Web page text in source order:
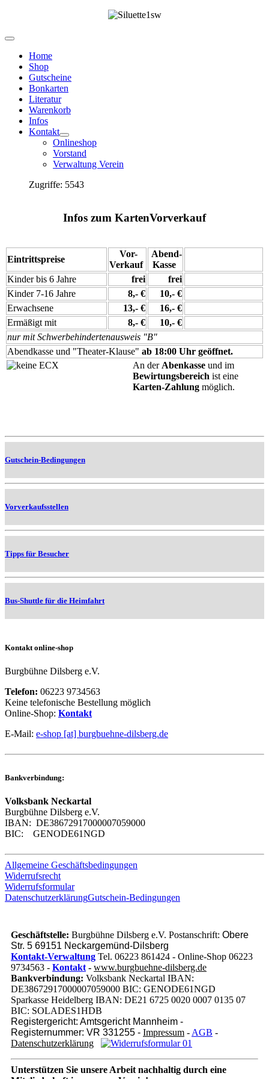
Home
Shop
Gutscheine
Bonkarten
Literatur
Warenkorb
Infos
Kontakt
Onlineshop
Vorstand
Verwaltung Verein
Zugriffe: 5543
Infos zum KartenVorverkauf
Eintrittspreise
Vor-
Verkauf
Abend-
Kasse
Kinder bis 6 Jahre
frei
frei
Kinder 7-16 Jahre
8,- €
10,- €
Erwachsene
13,- €
16,- €
Ermäßigt mit
8,- €
10,- €
nur mit Schwerbehindertenausweis "B"
Abendkasse und "Theater-Klause" ab 18:00 Uhr geöffnet.
An der Abenkasse und im
Bewirtungsbereich ist eine
Karten-Zahlung möglich.
Gutschein-Bedingungen
Vorverkaufsstellen
Tipps für Besucher
Bus-Shuttle für die Heimfahrt
Kontakt online-shop
Burgbühne Dilsberg e.V.
Telefon: 06223 9734563
Keine telefonische Bestellung möglich
Online-Shop: Kontakt
E-Mail: e-shop [at] burgbuehne-dilsberg.de
Bankverbindung:
Volksbank Neckartal
Burgbühne Dilsberg e.V.
IBAN: DE38672917000007059000
BIC: GENODE61NGD
Allgemeine Geschäftsbedingungen
Widerrufsrecht
Widerrufsformular
DatenschutzerklärungGutschein-Bedingungen
Geschäftstelle: Burgbühne Dilsberg e.V. Postanschrift: Obere
Str. 5 69151 Neckargemünd-Dilsberg
Kontakt-Verwaltung Tel. 06223 861424 - Online-Shop 06223
9734563 - Kontakt - www.burgbuehne-dilsberg.de
Bankverbindung: Volksbank Neckartal IBAN:
DE38672917000007059000 BIC: GENODE61NGD
Sparkasse Heidelberg IBAN: DE21 6725 0020 0007 0135 07
BIC: SOLADES1HDB
Registergericht: Amtsgericht Mannheim -
Registernummer: VR 331255 - Impressum - AGB -
Datenschutzerklärung
Unterstützen Sie unsere Arbeit nachhaltig durch eine